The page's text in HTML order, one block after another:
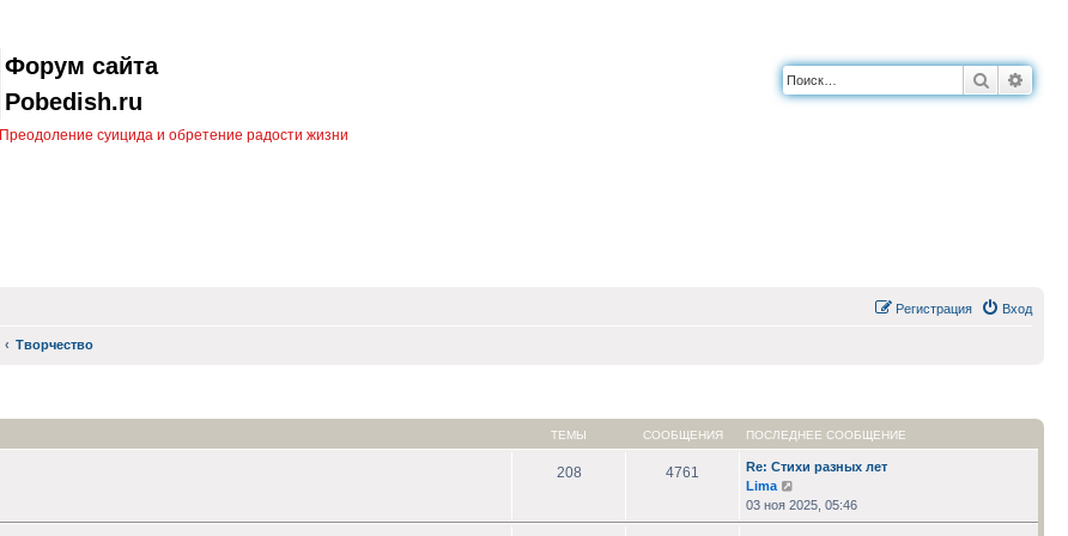
Форум сайта
Pobedish.ru
Преодоление суицида и обретение радости жизни
Поиск
Вход
Регистрация
Творчество
ТЕМЫ СООБЩЕНИЯ ПОСЛЕДНЕЕ СООБЩЕНИЕ
208 4761
Re: Стихи разных лет
Lima
к
последнему
03 ноя 2025, 05:46